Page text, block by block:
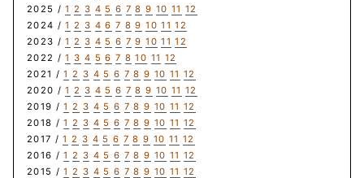
2025 /1 2 3 4 5 6 7 8 9 10 11 12
2024 /1 2 3 4 6 7 8 9 10 11 12
2023 /1 2 3 4 5 6 7 9 10 11 12
2022 /1 3 4 5 6 7 8 10 11 12
2021 /1 2 3 4 5 6 7 8 9 10 11 12
2020 /1 2 3 4 5 6 7 8 9 10 11 12
2019 /1 2 3 4 5 6 7 8 9 10 11 12
2018 /1 2 3 4 5 6 7 8 9 10 11 12
2017 /1 2 3 4 5 6 7 8 9 10 11 12
2016 /1 2 3 4 5 6 7 8 9 10 11 12
2015 /1 2 3 4 5 6 7 8 9 10 11 12